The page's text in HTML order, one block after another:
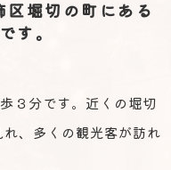
堀切の町にある
す。
３分です。近くの堀切
、多くの観光客が訪れ